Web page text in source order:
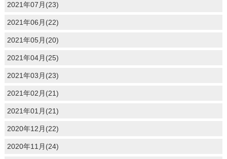
2021年07月(23)
2021年06月(22)
2021年05月(20)
2021年04月(25)
2021年03月(23)
2021年02月(21)
2021年01月(21)
2020年12月(22)
2020年11月(24)